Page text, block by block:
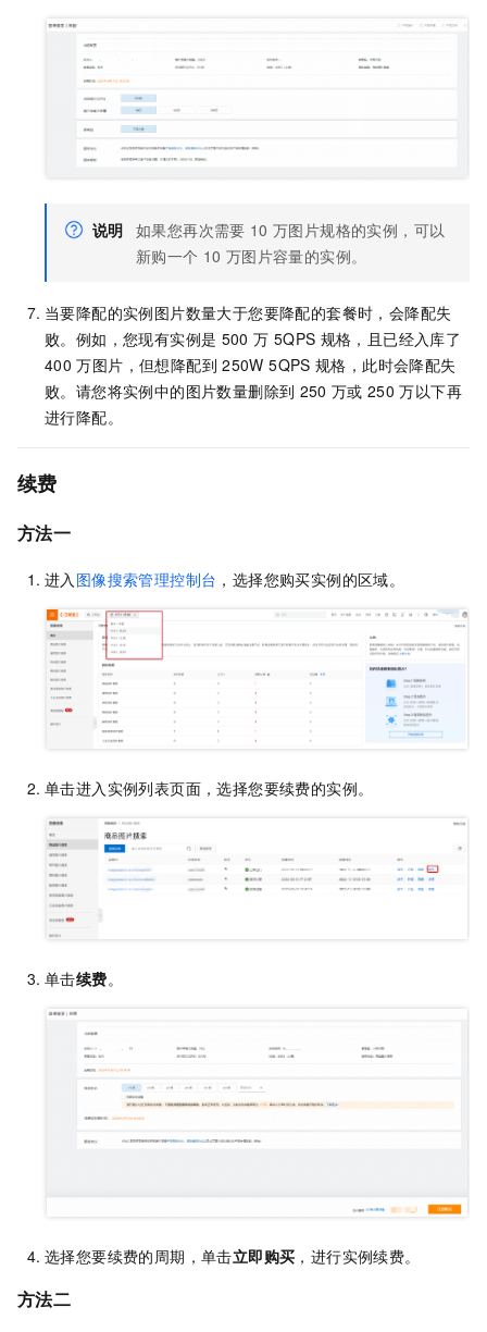
说明 如果您再次需要 10 万图片规格的实例，可以
新购一个 10 万图片容量的实例。
当要降配的实例图片数量大于您要降配的套餐时，会降配失
败。例如，您现有实例是 500 万 5QPS 规格，且已经入库了
400 万图片，但想降配到 250W 5QPS 规格，此时会降配失
败。请您将实例中的图片数量删除到 250 万或 250 万以下再
进行降配。
续费
方法一
进入 图像搜索管理控制台 ，选择您购买实例的区域。
单击进入实例列表页面，选择您要续费的实例。
单击续费。
选择您要续费的周期，单击立即购买 ，进行实例续费。
方法二